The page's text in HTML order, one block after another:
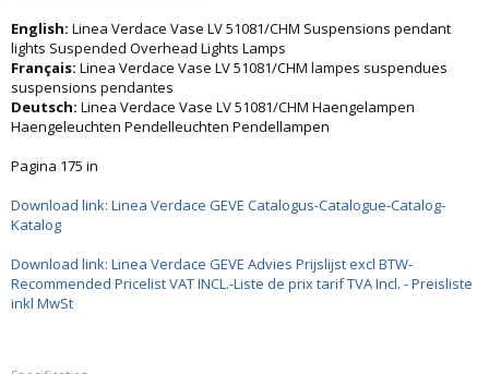
English: Linea Verdace Vase LV 51081/CHM Suspensions pendant
lights Suspended Overhead Lights Lamps
Français: Linea Verdace Vase LV 51081/CHM lampes suspendues
suspensions pendantes
Deutsch: Linea Verdace Vase LV 51081/CHM Haengelampen
Haengeleuchten Pendelleuchten Pendellampen
Pagina 175 in
Download link: Linea Verdace GEVE Catalogus-Catalogue-Catalog-
Katalog
Download link: Linea Verdace GEVE Advies Prijslijst excl BTW-
Recommended Pricelist VAT INCL.-Liste de prix tarif TVA Incl. - Preisliste
inkl MwSt